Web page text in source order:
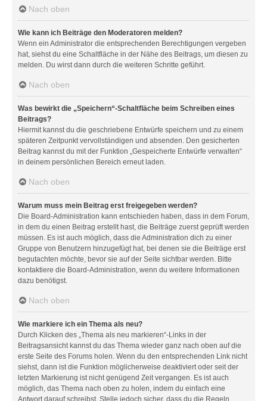
Nach oben
Wie kann ich Beiträge den Moderatoren melden?
Wenn ein Administrator die entsprechenden Berechtigungen vergeben
hat, siehst du eine Schaltfläche in der Nähe des Beitrags, um diesen zu
melden. Du wirst dann durch die weiteren Schritte geführt.
Nach oben
Was bewirkt die „Speichern“-Schaltfläche beim Schreiben eines
Beitrags?
Hiermit kannst du die geschriebene Entwürfe speichern und zu einem
späteren Zeitpunkt vervollständigen und absenden. Den gesicherten
Beitrag kannst du mit der Funktion „Gespeicherte Entwürfe verwalten“
in deinem persönlichen Bereich erneut laden.
Nach oben
Warum muss mein Beitrag erst freigegeben werden?
Die Board-Administration kann entschieden haben, dass in dem Forum,
in dem du einen Beitrag erstellt hast, die Beiträge zuerst geprüft werden
müssen. Es ist auch möglich, dass die Administration dich zu einer
Gruppe von Benutzern hinzugefügt hat, bei denen sie die Beiträge erst
begutachten möchte, bevor sie auf der Seite sichtbar werden. Bitte
kontaktiere die Board-Administration, wenn du weitere Informationen
dazu benötigst.
Nach oben
Wie markiere ich ein Thema als neu?
Durch Klicken des „Thema als neu markieren“-Links in der
Beitragsansicht kannst du das Thema wieder ganz nach oben auf die
erste Seite des Forums holen. Wenn du den entsprechenden Link nicht
siehst, dann ist die Funktion möglicherweise deaktiviert oder seit der
letzten Markierung ist nicht genügend Zeit vergangen. Es ist auch
möglich, das Thema nach oben zu holen, indem du einfach eine
Antwort darauf schreibst. Stelle jedoch sicher, dass du die Regeln